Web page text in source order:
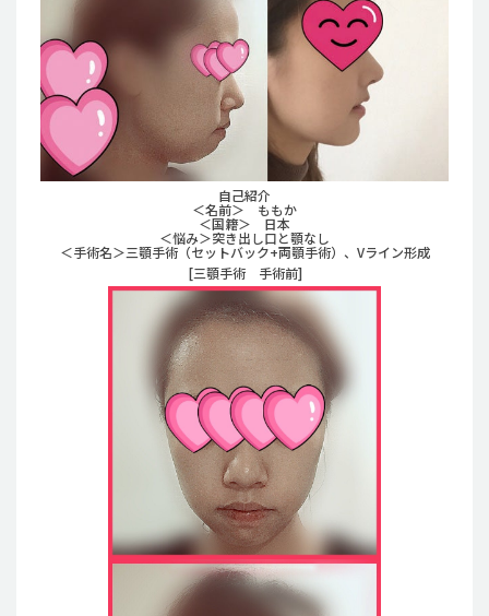
自己紹介
＜名前＞ ももか
＜国籍＞ 日本
＜悩み＞突き出し口と顎なし
＜手術名＞三顎手術（セットバック+両顎手術）、Vライン形成
[三顎手術 手術前]